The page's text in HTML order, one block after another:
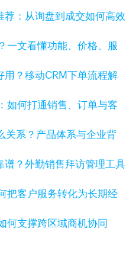
荐：从询盘到成交如何高效
一文看懂功能、价格、服
用？移动CRM下单流程解
如何打通销售、订单与客
关系？产品体系与企业背
谱？外勤销售拜访管理工具
把客户服务转化为长期经
何支撑跨区域商机协同